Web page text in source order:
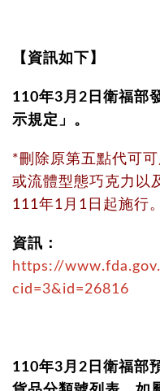
【資訊如下】
110年3月2日衛福部
示規定」。
*刪除原第五點代可
或流體型態巧克力以
111年1月1日起施行。
資訊：
https://
cid=3&id=26816
110年3月2日衛福部